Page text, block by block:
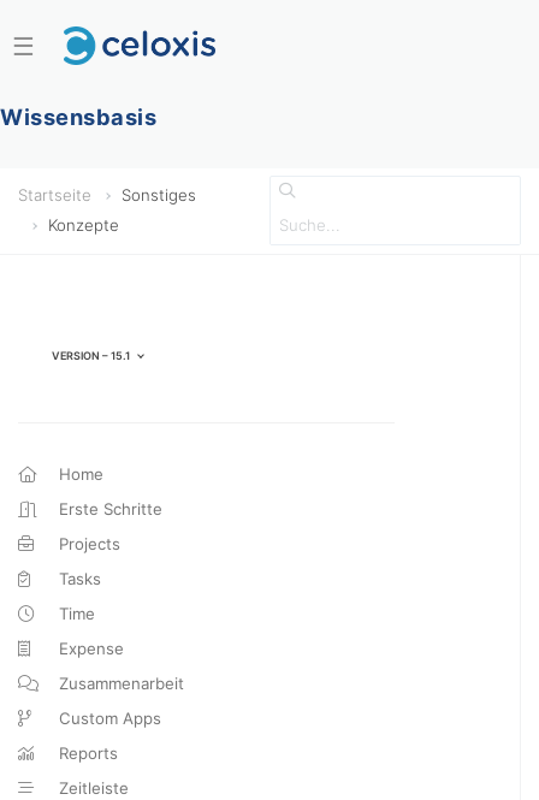
☰
Wissensbasis
Startseite
Sonstiges
Konzepte
Version – 15.1
Home
Erste Schritte
Projects
Tasks
Time
Expense
Zusammenarbeit
Custom Apps
Reports
Zeitleiste